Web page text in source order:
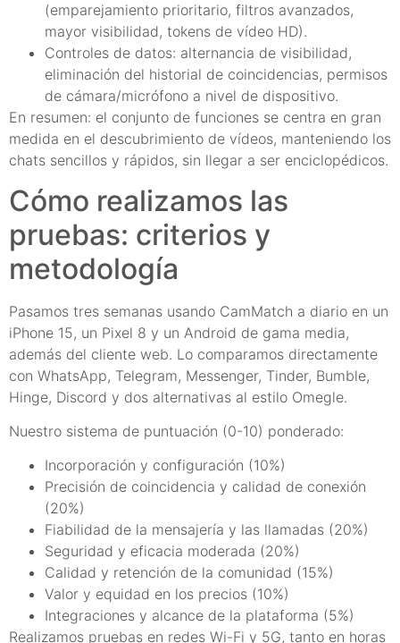
(emparejamiento prioritario, filtros avanzados,
mayor visibilidad, tokens de vídeo HD).
Controles de datos: alternancia de visibilidad,
eliminación del historial de coincidencias, permisos
de cámara/micrófono a nivel de dispositivo.
En resumen: el conjunto de funciones se centra en gran
medida en el descubrimiento de vídeos, manteniendo los
chats sencillos y rápidos, sin llegar a ser enciclopédicos.
Cómo realizamos las
pruebas: criterios y
metodología
Pasamos tres semanas usando CamMatch a diario en un
iPhone 15, un Pixel 8 y un Android de gama media,
además del cliente web. Lo comparamos directamente
con WhatsApp, Telegram, Messenger, Tinder, Bumble,
Hinge, Discord y dos alternativas al estilo Omegle.
Nuestro sistema de puntuación (0-10) ponderado:
Incorporación y configuración (10%)
Precisión de coincidencia y calidad de conexión
(20%)
Fiabilidad de la mensajería y las llamadas (20%)
Seguridad y eficacia moderada (20%)
Calidad y retención de la comunidad (15%)
Valor y equidad en los precios (10%)
Integraciones y alcance de la plataforma (5%)
Realizamos pruebas en redes Wi-Fi y 5G, tanto en horas